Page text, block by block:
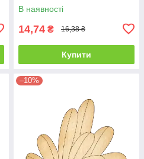
В наявності
14,74 ₴ 16,38 ₴
Купити
–10%